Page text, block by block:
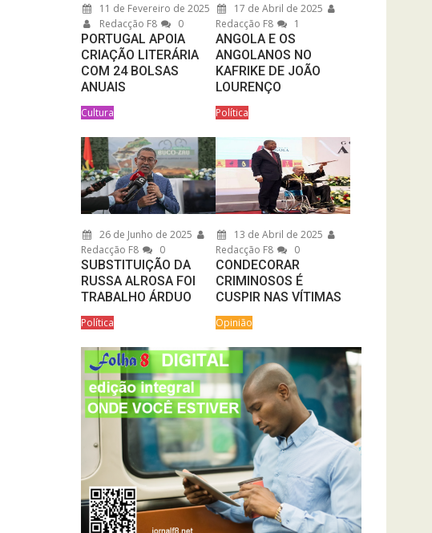
11 de Fevereiro de 2025
Redacção F8
0
PORTUGAL APOIA
CRIAÇÃO LITERÁRIA
COM 24 BOLSAS
ANUAIS
Cultura
17 de Abril de 2025
Redacção F8
1
ANGOLA E OS
ANGOLANOS NO
KAFRIKE DE JOÃO
LOURENÇO
Política
26 de Junho de 2025
Redacção F8
0
SUBSTITUIÇÃO DA
RUSSA ALROSA FOI
TRABALHO ÁRDUO
Política
13 de Abril de 2025
Redacção F8
0
CONDECORAR
CRIMINOSOS É
CUSPIR NAS VÍTIMAS
Opinião